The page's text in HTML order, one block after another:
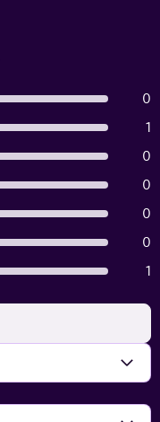
0
1
0
0
0
0
1